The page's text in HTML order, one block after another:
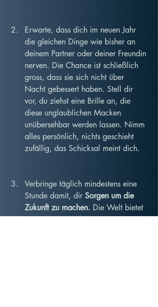
Erwarte, dass dich im neuen Jahr
die gleichen Dinge wie bisher an
deinem Partner oder deiner Freundin
nerven. Die Chance ist schließlich
gross, dass sie sich nicht über
Nacht gebessert haben. Stell dir
vor, du ziehst eine Brille an, die
diese unglaublichen Macken
unübersehbar werden lassen. Nimm
alles persönlich, nichts geschieht
zufällig, das Schicksal meint dich.
Verbringe täglich mindestens eine
Stunde damit, dir Sorgen um die
Zukunft zu machen. Die Welt bietet
weiss Gott gerade genug